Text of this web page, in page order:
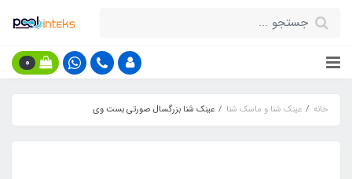
0
خانه عینک شنا و ماسک شنا عینک شنا بزرگسال صورتی بست وی